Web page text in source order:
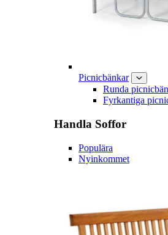
Picnicbänkar
Runda
Fyrkantiga
Handla Soffor
Populära
Nyinkommet